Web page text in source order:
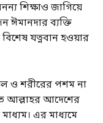
শিক্ষাও জাগিয়ে
ব্যক্তি
যত্নবান হওয়ার
ও শরীরের পশম না
আল্লাহর আদেশের
এর মাধ্যমে